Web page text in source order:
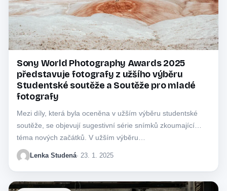
Sony World Photography Awards 2025
představuje fotografy z užšího výběru
Studentské soutěže a Soutěže pro mladé
fotografy
Mezi díly, která byla oceněna v užším výběru studentské
soutěže, se objevují sugestivní série snímků zkoumající
téma nových začátků. V užším výběru…
Lenka Studená· 23. 1. 2025